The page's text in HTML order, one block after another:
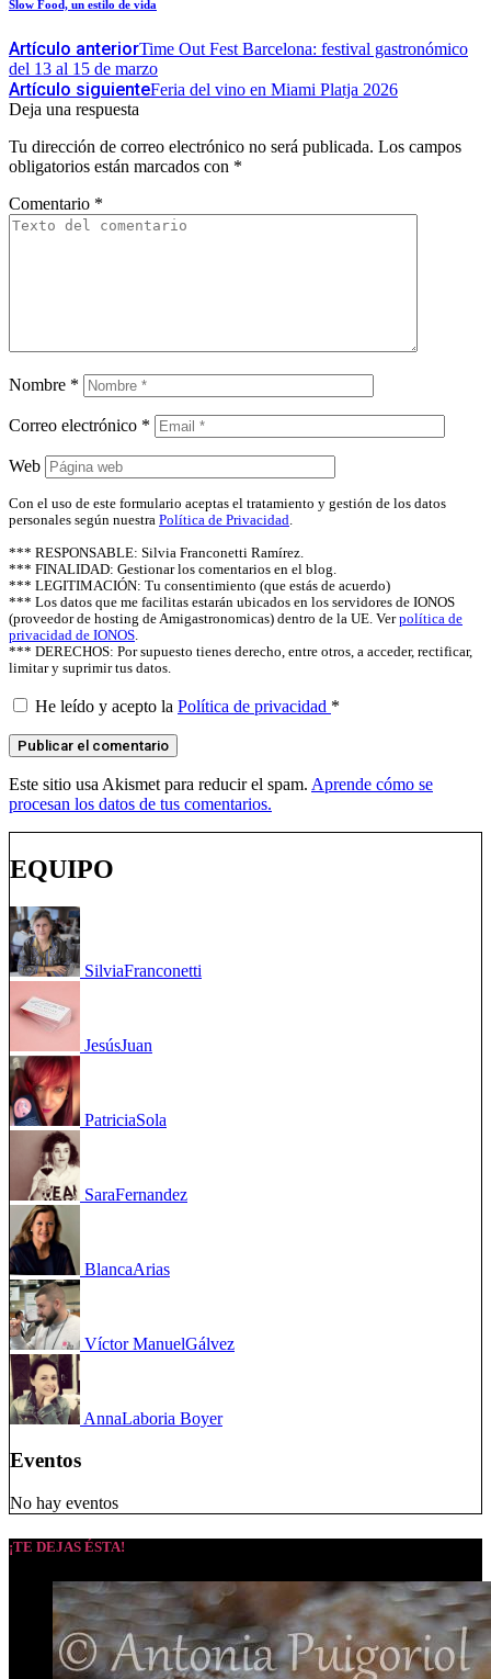
Slow Food, un estilo de vida
Artículo anteriorTime Out Fest Barcelona: festival gastronómico
del 13 al 15 de marzo
Artículo siguienteFeria del vino en Miami Platja 2026
Deja una respuesta
Tu dirección de correo electrónico no será publicada. Los campos
obligatorios están marcados con *
Comentario *
Nombre *
Correo electrónico *
Web
Con el uso de este formulario aceptas el tratamiento y gestión de los datos
personales según nuestra Política de Privacidad.
*** RESPONSABLE: Silvia Franconetti Ramírez.
*** FINALIDAD: Gestionar los comentarios en el blog.
*** LEGITIMACIÓN: Tu consentimiento (que estás de acuerdo)
*** Los datos que me facilitas estarán ubicados en los servidores de IONOS
(proveedor de hosting de Amigastronomicas) dentro de la UE. Verpolítica de
privacidad de IONOS.
*** DERECHOS: Por supuesto tienes derecho, entre otros, a acceder, rectificar,
limitar y suprimir tus datos.
He leído y acepto la Política de privacidad *
Este sitio usa Akismet para reducir el spam. Aprende cómo se
procesan los datos de tus comentarios.
EQUIPO
SilviaFranconetti
JesúsJuan
PatriciaSola
SaraFernandez
BlancaArias
Víctor ManuelGálvez
AnnaLaboria Boyer
Eventos
No hay eventos
¡TE DEJAS ÉSTA!